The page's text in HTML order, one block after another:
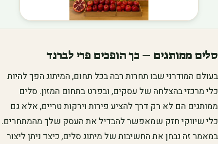
סלים ממותגים – כך הופכים פרי לברנד
בעולם המודרני שבו תחרות רבה בכל תחום, המיתוג הפך להיות
כלי מרכזי בהצלחה של עסקים, ובפרט בתחום המזון. סלים
ממותגים הם לא רק דרך להציע פירות וירקות טריים, אלא גם
כלי שיווקי חזק שמאפשר להבדיל את העסק שלך מהמתחרים.
במאמר זה נבחן את החשיבות של מיתוג סלים, כיצד ניתן ליצור